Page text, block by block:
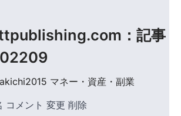
：記事
マネー・資産・副業
コメント 変更 削除